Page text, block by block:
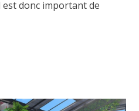
donc important de